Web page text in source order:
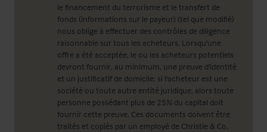
le financement du terrorisme et le transfert de
fonds (informations sur le payeur) (tel que modifié)
nous oblige à effectuer des contrôles de diligence
raisonnable sur tous les acheteurs. Lorsqu'une
offre a été acceptée, le ou les acheteurs potentiels
devront fournir, au minimum, une preuve d'identité
et un justificatif de domicile; si l'acheteur est une
société ou toute autre entité juridique, alors toute
personne possédant plus de 25% du capital doit
fournir cette preuve. Ces documents doivent être
traités et copiés par un employé de Christie & Co,